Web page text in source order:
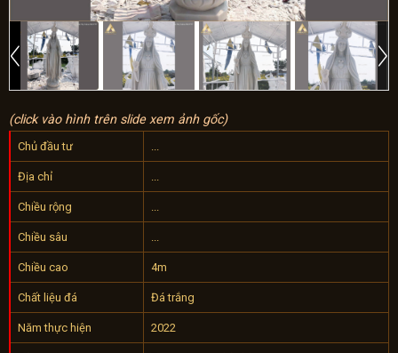
(click vào hình trên slide xem ảnh gốc)
Chủ đầu tư ...
Địa chỉ ...
Chiều rộng ...
Chiều sâu ...
Chiều cao 4m
Chất liệu đá Đá trắng
Năm thực hiện 2022